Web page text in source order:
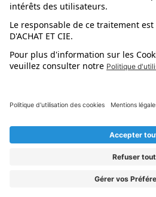
L'application mobile